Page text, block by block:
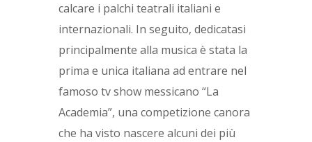
calcare i palchi teatrali italiani e
internazionali. In seguito, dedicatasi
principalmente alla musica è stata la
prima e unica italiana ad entrare nel
famoso tv show messicano “La
Academia”, una competizione canora
che ha visto nascere alcuni dei più